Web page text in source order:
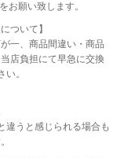
お願い致します。
ついて】
一、商品間違い・商品
店負担にて早急に交換
。
違うと感じられる場合も